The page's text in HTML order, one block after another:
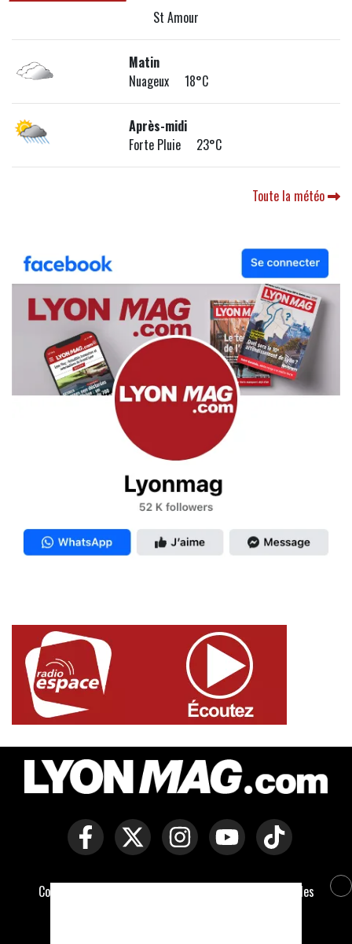
St Amour
Matin
Nuageux 18°C
Après-midi
Forte Pluie 23°C
Toute la météo
Copyright © Lyon Mag -
Politique des